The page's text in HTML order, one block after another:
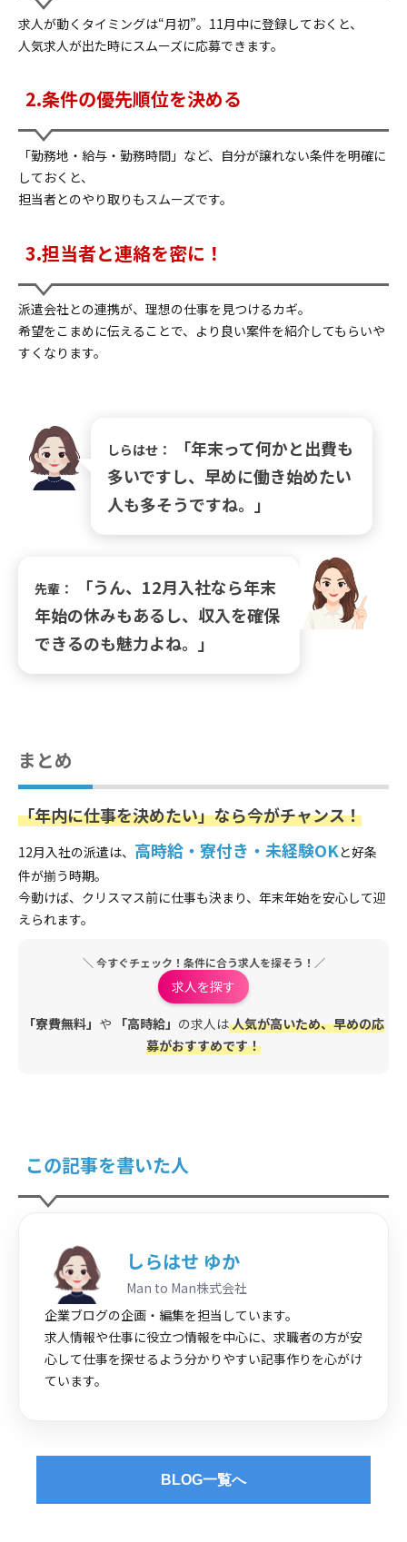
求人が動くタイミングは“月初”。11月中に登録しておくと、
人気求人が出た時にスムーズに応募できます。
2.条件の優先順位を決める
「勤務地・給与・勤務時間」など、自分が譲れない条件を明確に
しておくと、
担当者とのやり取りもスムーズです。
3.担当者と連絡を密に！
派遣会社との連携が、理想の仕事を見つけるカギ。
希望をこまめに伝えることで、より良い案件を紹介してもらいや
すくなります。
しらはせ：
「年末って何かと出費も
多いですし、早めに働き始めたい
人も多そうですね。」
先輩：
「うん、12月入社なら年末
年始の休みもあるし、収入を確保
できるのも魅力よね。」
まとめ
「年内に仕事を決めたい」なら今がチャンス！
12月入社の派遣は、 高時給・寮付き・未経験OKと好条
件が揃う時期。
今動けば、クリスマス前に仕事も決まり、年末年始を安心して迎
えられます。
＼ 今すぐチェック！条件に合う求人を探そう！／
求人を探す
「寮費無料」 や 「高時給」 の求人は人気が高いため、早めの応
募がおすすめです！
この記事を書いた人
しらはせ ゆか
Man to Man株式会社
企業ブログの企画・編集を担当しています。
求人情報や仕事に役立つ情報を中心に、求職者の方が安
心して仕事を探せるよう分かりやすい記事作りを心がけ
ています。
BLOG一覧へ